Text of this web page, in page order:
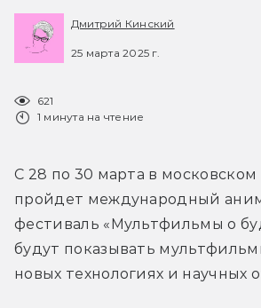
Дмитрий Кинский
25 марта 2025 г.
621
1 минута на чтение
С 28 по 30 марта в московском
пройдет международный
фестиваль «Мультфильмы о
будут показывать
новых технологиях и научных